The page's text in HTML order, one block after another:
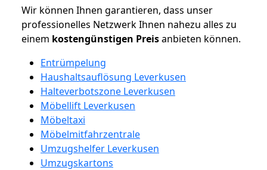
Wir können Ihnen garantieren, dass unser
professionelles Netzwerk Ihnen nahezu alles zu
einem kostengünstigen Preisanbieten können.
Entrümpelung
Haushaltsauflösung Leverkusen
Halteverbotszone Leverkusen
Möbellift Leverkusen
Möbeltaxi
Möbelmitfahrzentrale
Umzugshelfer Leverkusen
Umzugskartons